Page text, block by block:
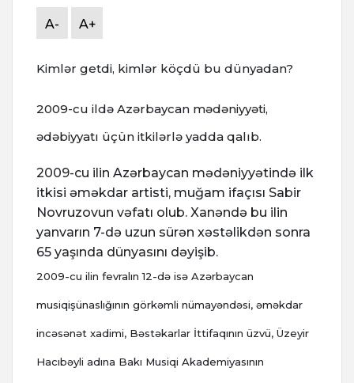
A- A+
Kimlər getdi, kimlər köçdü bu dünyadan?
2009-cu ildə Azərbaycan mədəniyyəti,
ədəbiyyatı üçün itkilərlə yadda qalıb.
2009-cu ilin Azərbaycan mədəniyyətində ilk
itkisi əməkdar artisti, muğam ifaçısı Sabir
Novruzovun vəfatı olub. Xanəndə bu ilin
yanvarın 7-də uzun sürən xəstəlikdən sonra
65 yaşında dünyasını dəyişib.
2009-cu ilin fevralın 12-də isə Azərbaycan
musiqişünaslığının görkəmli nümayəndəsi, əməkdar
incəsənət xadimi, Bəstəkarlar İttifaqının üzvü, Üzeyir
Hacıbəyli adına Bakı Musiqi Akademiyasının